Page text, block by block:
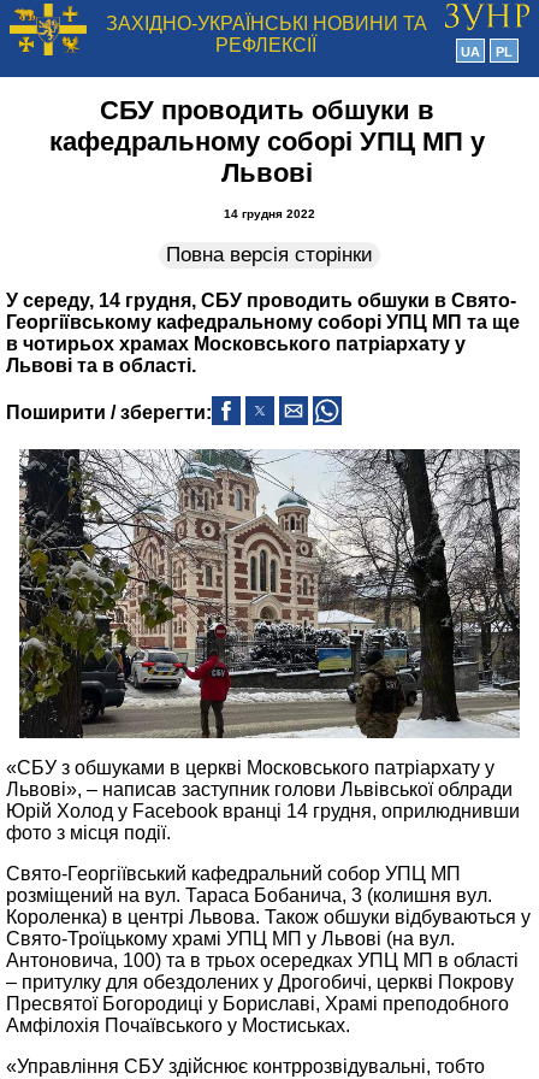
ЗАХІДНО-УКРАЇНСЬКІ НОВИНИ ТА
РЕФЛЕКСІЇ
UA PL
СБУ проводить обшуки в
кафедральному соборі УПЦ МП у
Львові
14 грудня 2022
Повна версія сторінки
У середу, 14 грудня, СБУ проводить обшуки в Свято-
Георгіївському кафедральному соборі УПЦ МП та ще
в чотирьох храмах Московського патріархату у
Львові та в області.
Поширити / зберегти:
«СБУ з обшуками в церкві Московського патріархату у
Львові», – написав заступник голови Львівської облради
Юрій Холод у Facebook вранці 14 грудня, оприлюднивши
фото з місця події.
Свято-Георгіївський кафедральний собор УПЦ МП
розміщений на вул. Тараса Бобанича, 3 (колишня вул.
Короленка) в центрі Львова. Також обшуки відбуваються у
Свято-Троїцькому храмі УПЦ МП у Львові (на вул.
Антоновича, 100) та в трьох осередках УПЦ МП в області
– притулку для обездолених у Дрогобичі, церкві Покрову
Пресвятої Богородиці у Бориславі, Храмі преподобного
Амфілохія Почаївського у Мостиськах.
«Управління СБУ здійснює контррозвідувальні, тобто